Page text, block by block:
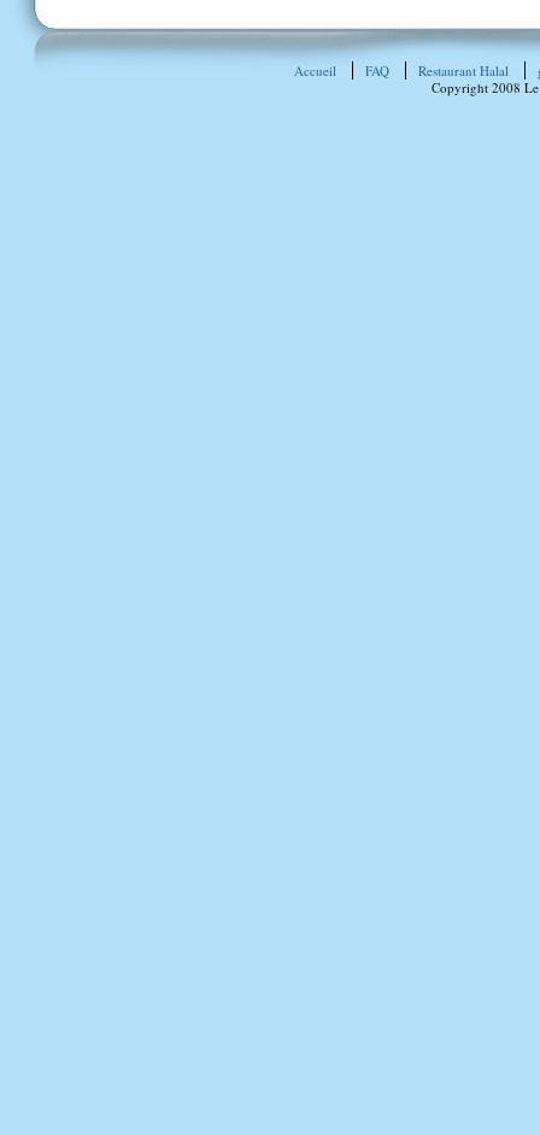
Accueil FAQ Restaurant Halal
Copyright 2008